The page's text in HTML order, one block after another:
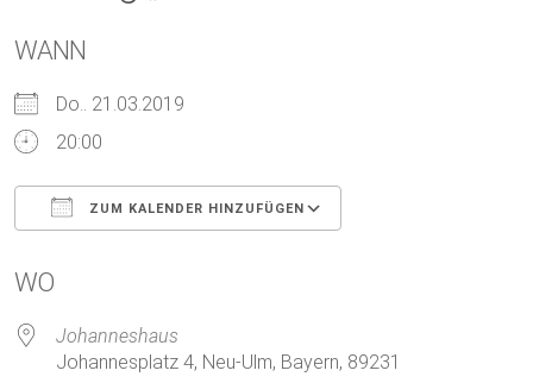
WANN
Do.. 21.03.2019
20:00
ZUM KALENDER HINZUFÜGEN
WO
Johanneshaus
Johannesplatz 4, Neu-Ulm, Bayern, 89231